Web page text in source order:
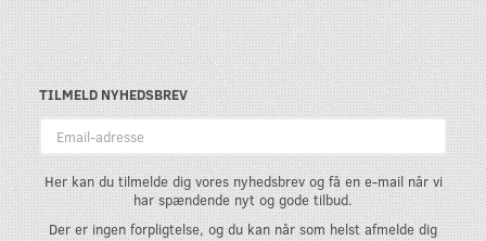
TILMELD NYHEDSBREV
Her kan du tilmelde dig vores nyhedsbrev og få en e-mail når vi
har spændende nyt og gode tilbud.
Der er ingen forpligtelse, og du kan når som helst afmelde dig